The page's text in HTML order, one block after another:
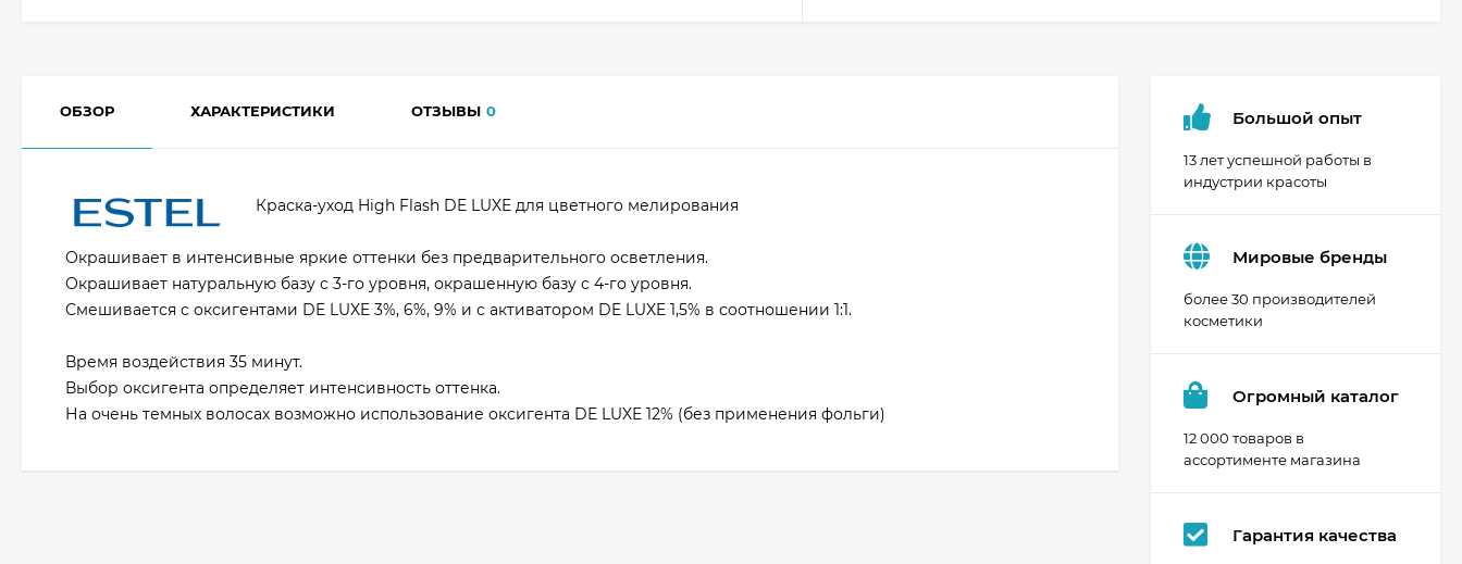
ОБЗОР ХАРАКТЕРИСТИКИ ОТЗЫВЫ 0
Краска-уход High Flash DE LUXE для цветного мелирования
Окрашивает в интенсивные яркие оттенки без предварительного осветления.
Окрашивает натуральную базу с 3-го уровня, окрашенную базу с 4-го уровня.
Смешивается с оксигентами DE LUXE 3%, 6%, 9% и с активатором DE LUXE 1,5% в соотношении 1:1.
Время воздействия 35 минут.
Выбор оксигента определяет интенсивность оттенка.
На очень темных волосах возможно использование оксигента DE LUXE 12% (без применения фольги)
Большой опыт
13 лет успешной работы в
индустрии красоты
Мировые бренды
более 30 производителей
косметики
Огромный каталог
12 000 товаров в
ассортименте магазина
Гарантия качества